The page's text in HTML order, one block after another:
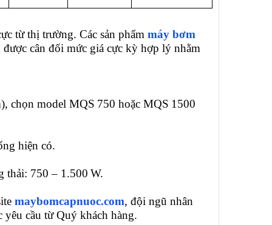
từ thị trường. Các sản phẩm máy bơm
cân đối mức giá cực kỳ hợp lý nhằm
chọn model MQS 750 hoặc MQS 1500
hiện có.
thải: 750 – 1.500 W.
maybomcapnuoc.com, đội ngũ nhân
cầu từ Quý khách hàng.